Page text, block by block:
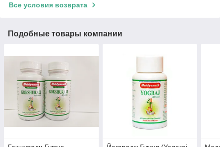
Все условия возврата
Подобные товары компании